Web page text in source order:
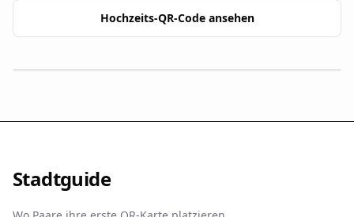
Hochzeits-QR-Code ansehen
Stadtguide